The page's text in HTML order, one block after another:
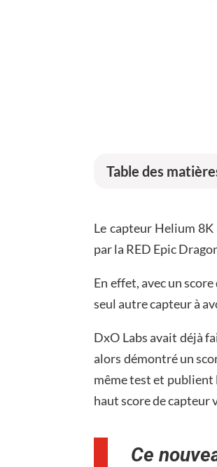
Table des
Le capteur Helium
par la RED Epic
En effet, avec un
seul autre capteur à
DxO Labs avait déjà
alors démontré un
même test et publient
haut score de capteur
Ce